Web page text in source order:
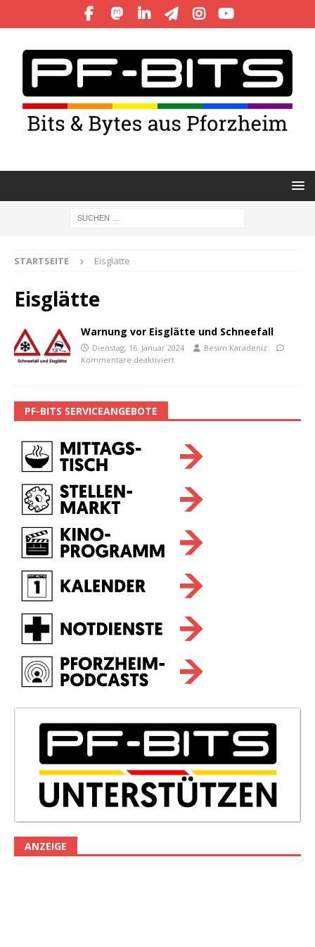
STARTSEITE Eisglätte
Eisglätte
Warnung vor Eisglätte und Schneefall
Dienstag, 16. Januar 2024
Besim Karadeniz
Kommentare deaktiviert
PF-BITS SERVICEANGEBOTE
ANZEIGE